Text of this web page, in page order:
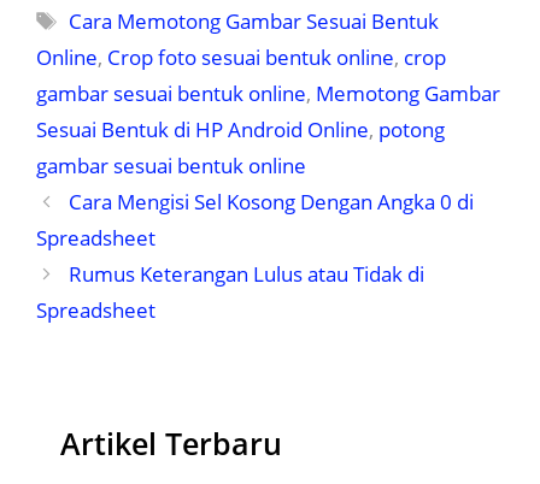
Tag
Cara Memotong Gambar Sesuai Bentuk
Online, Crop foto sesuai bentuk online, crop
gambar sesuai bentuk online, Memotong Gambar
Sesuai Bentuk di HP Android Online, potong
gambar sesuai bentuk online
Cara Mengisi Sel Kosong Dengan Angka 0 di
Spreadsheet
Rumus Keterangan Lulus atau Tidak di
Spreadsheet
Artikel Terbaru